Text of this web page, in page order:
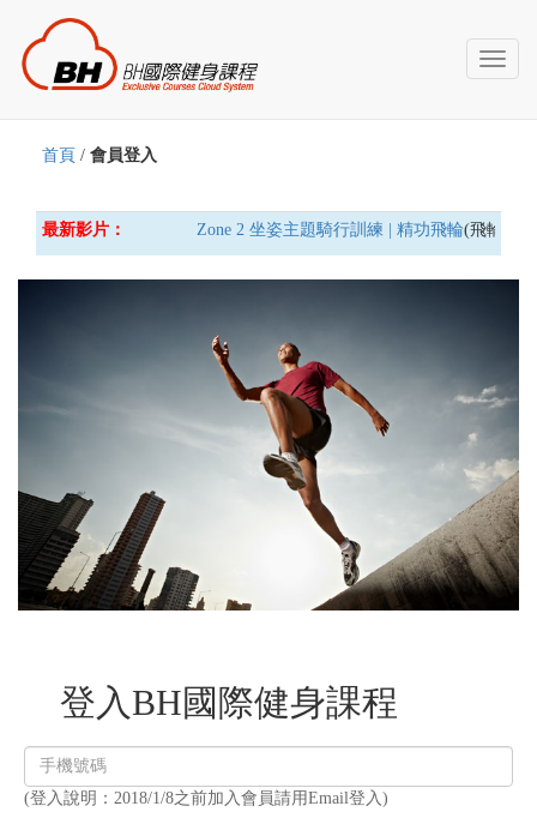
Toggle
首頁 / 會員登入
最新影片： Zone 2 坐姿主題騎行訓練 | 精功飛輪(飛輪車
登入BH國際健身課程
入
帳
(登入說明：2018/1/8之前加入會員請用Email登入)